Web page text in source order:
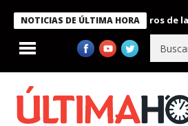
NOTICIAS DE ÚLTIMA HORA
condecora a miembros de la